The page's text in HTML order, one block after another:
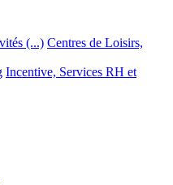
(...) Centres de Loisirs,
Incentive, Services RH et